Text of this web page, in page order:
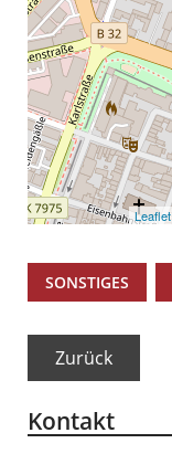
Leaflet
SONSTIGES
Zurück
Kontakt